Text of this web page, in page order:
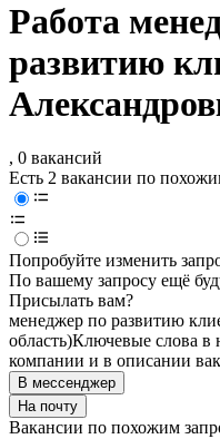
Работа
развитию
, 0 вакансий
Есть 2 вакансии по
Попробуйте изменить
По вашему запросу ещё
Присылать вам?
менеджер по развитию
область)Ключевые слова в
компании и в описании
В мессенджер
На почту
Вакансии по похожим